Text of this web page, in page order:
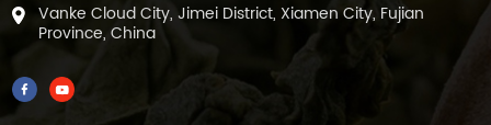
Vanke Cloud City, Jimei District, Xiamen City, Fujian
Province, China